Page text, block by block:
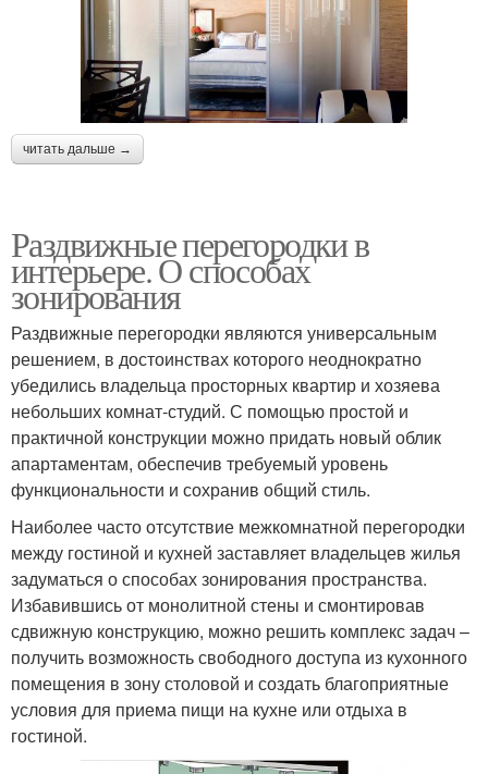
читать дальше →
Раздвижные перегородки в
интерьере. О способах
зонирования
Раздвижные перегородки являются универсальным
решением, в достоинствах которого неоднократно
убедились владельца просторных квартир и хозяева
небольших комнат-студий. С помощью простой и
практичной конструкции можно придать новый облик
апартаментам, обеспечив требуемый уровень
функциональности и сохранив общий стиль.
Наиболее часто отсутствие межкомнатной перегородки
между гостиной и кухней заставляет владельцев жилья
задуматься о способах зонирования пространства.
Избавившись от монолитной стены и смонтировав
сдвижную конструкцию, можно решить комплекс задач –
получить возможность свободного доступа из кухонного
помещения в зону столовой и создать благоприятные
условия для приема пищи на кухне или отдыха в
гостиной.